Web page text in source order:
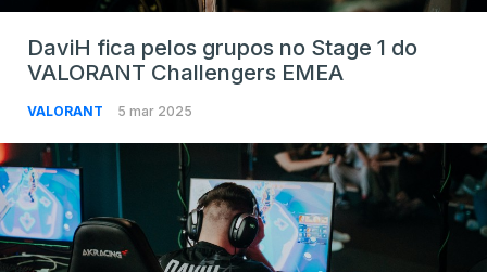
DaviH fica pelos grupos no Stage 1 do
VALORANT Challengers EMEA
VALORANT 5 mar 2025